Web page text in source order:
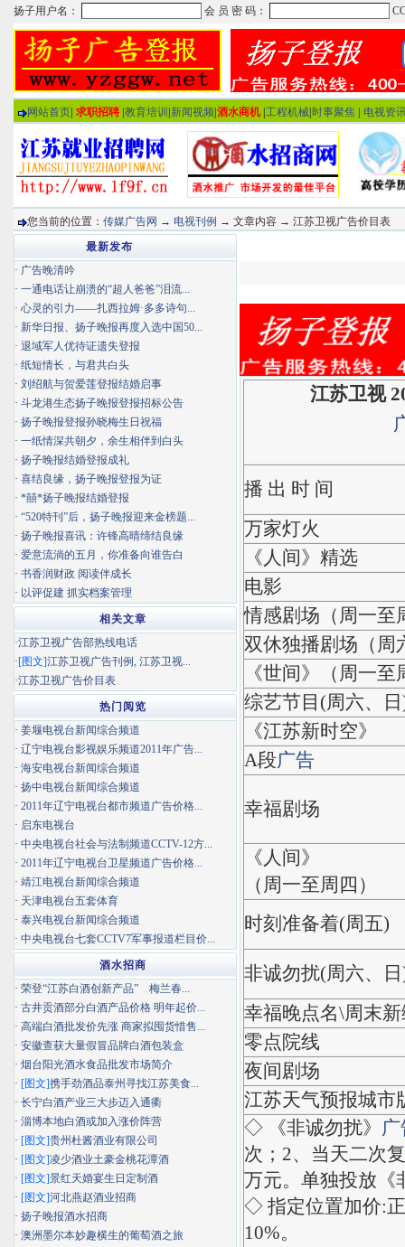
网站首页 求职招聘 教育培训 新闻视频 酒水商机 工程机械 时事聚焦 电视资
您当前的位置： 传媒广告网 → 电视刊例 → 文章内容 → 江苏卫视广告价目表
江苏卫视
播 出 时 间
万家灯火
《人间》精选
电影
情感剧场（周一至
双休独播剧场（周
《世间》（周一至
综艺节目(周六、
《江苏新时空》
A段广告
幸福剧场
《人间》
（周一至周四）
时刻准备着(周五)
非诚勿扰(周六、
幸福晚点名\周末
零点院线
夜间剧场
江苏天气预报城市
◇ 《非诚勿扰》 广
次；2、当天二次
万元。单独投放《
◇ 指定位置加价:
10%。
最新发布
· 广告晚清吟
· 一通电话让崩溃的“超人爸爸”泪流...
· 心灵的引力——扎西拉姆·多多诗句...
· 新华日报、扬子晚报再度入选中国50...
· 退域军人优待证遗失登报
· 纸短情长，与君共白头
· 刘绍航与贺爱莲登报结婚启事
· 斗龙港生态扬子晚报登报招标公告
· 扬子晚报登报孙晓梅生日祝福
· 一纸情深共朝夕，余生相伴到白头
· 扬子晚报结婚登报成礼
· 喜结良缘，扬子晚报登报为证
· *囍*扬子晚报结婚登报
· “520特刊”后，扬子晚报迎来金榜题...
· 扬子晚报喜讯：许锋高晴缔结良缘
· 爱意流淌的五月，你准备向谁告白
· 书香润财政 阅读伴成长
· 以评促建 抓实档案管理
相关文章
·江苏卫视广告部热线电话
·[图文]江苏卫视广告刊例, 江苏卫视...
·江苏卫视广告价目表
热门阅览
· 姜堰电视台新闻综合频道
· 辽宁电视台影视娱乐频道2011年广告...
· 海安电视台新闻综合频道
· 扬中电视台新闻综合频道
· 2011年辽宁电视台都市频道广告价格...
· 启东电视台
· 中央电视台社会与法制频道CCTV-12方...
· 2011年辽宁电视台卫星频道广告价格...
· 靖江电视台新闻综合频道
· 天津电视台五套体育
· 泰兴电视台新闻综合频道
· 中央电视台七套CCTV7军事报道栏目价...
酒水招商
· 荣登“江苏白酒创新产品” 梅兰春...
· 古井贡酒部分白酒产品价格 明年起价...
· 高端白酒批发价先涨 商家拟囤货惜售...
· 安徽查获大量假冒品牌白酒包装盒
· 烟台阳光酒水食品批发市场简介
· [图文]携手劲酒品泰州寻找江苏美食...
· 长宁白酒产业三大步迈入通衢
· 淄博本地白酒或加入涨价阵营
· [图文]贵州杜酱酒业有限公司
· [图文]凌少酒业土豪金桃花潭酒
· [图文]景红天婚宴生日定制酒
· [图文]河北燕赵酒业招商
· 扬子晚报酒水招商
· 澳洲墨尔本妙趣横生的葡萄酒之旅